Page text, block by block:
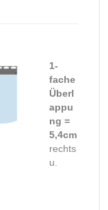
1-
fache
Überl
appu
ng =
5,4cm
rechts
u.